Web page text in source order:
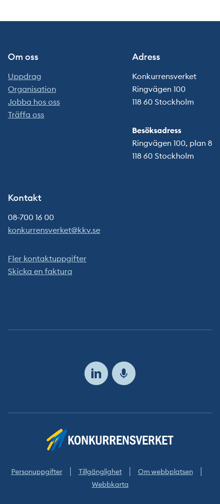
Om oss
Uppdrag
Organisation
Jobba hos oss
Träffa oss
Adress
Konkurrensverket
Ringvägen 100
118 60 Stockholm
Besöksadress
Ringvägen 100, plan 8
118 60 Stockholm
Kontakt
08-700 16 00
konkurrensverket@kkv.se
Fler kontaktuppgifter
Skicka en faktura
Följ
Personuppgifter Tillgänglighet
Om webbplatsen
Webbkarta